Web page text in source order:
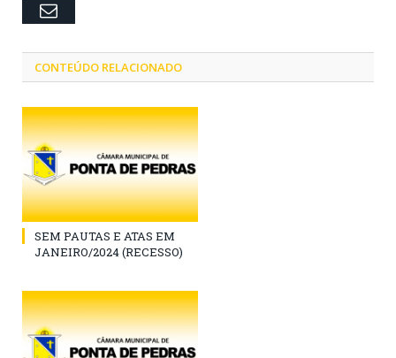
Email
CONTEÚDO RELACIONADO
SEM PAUTAS E ATAS EM
JANEIRO/2024 (RECESSO)